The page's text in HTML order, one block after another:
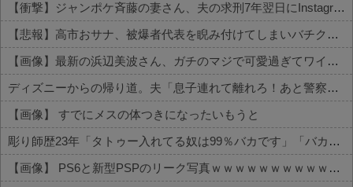
【衝撃】ジャンポケ斉藤の妻さん、夫の求刑7年翌日にInstagram更新しSNS民をザワつかせてしまう…
【悲報】高市おサナ、被爆者代表を睨み付けてしまいバチクソ炎上し始めるｗｗｗｗｗｗｗｗｗ
【画像】最新の浜辺美波さん、ガチのマジで可愛過ぎてワイらをドキドキさせてしまうw w w w w w w
ディズニーからの帰り道。夫「息子連れて離れろ！あと警察に通報！」私「助けて！」駅員「どうしました！？」→トンデモナイことに…
【画像】 すでにメスの体つきになったいもうと
彫り師歴23年「タトゥー入れてる奴は99％バカです」「バカは5000円が好き」無断キャンセル、挨拶できない、金がない…客層をぶっちゃけ
【画像】 PS6と新型PSPのリーク写真ｗｗｗｗｗｗｗｗｗｗｗｗｗｗｗｗｗｗｗ